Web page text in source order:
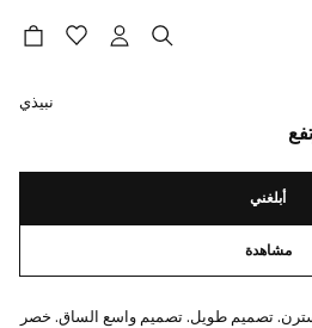
نبيذي
أبلغني
مشاهدة
تصميم طويل. تصميم واسع الساق. خصر